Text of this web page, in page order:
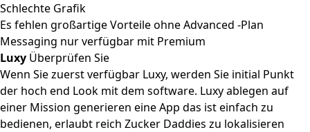
Schlechte Grafik
Es fehlen großartige Vorteile ohne Advanced -Plan
Messaging nur verfügbar mit Premium
Luxy Überprüfen Sie
Wenn Sie zuerst verfügbar Luxy, werden Sie initial Punkt
der hoch end Look mit dem software. Luxy ablegen auf
einer Mission generieren eine App das ist einfach zu
bedienen, erlaubt reich Zucker Daddies zu lokalisieren